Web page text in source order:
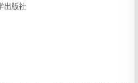
出版社